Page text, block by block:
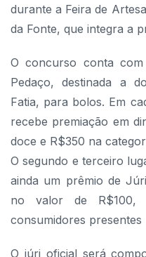
durante a Feira de
da Fonte, que integra a
O concurso conta com
Pedaço, destinada a
Fatia, para bolos. Em
recebe premiação em
doce e R$350 na
O segundo e terceiro
ainda um prêmio de
no valor de R$100,
consumidores presentes
O júri oficial será